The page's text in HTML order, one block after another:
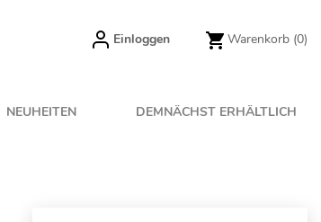
Einloggen Warenkorb (0)
NEUHEITEN DEMNÄCHST ERHÄLTLICH